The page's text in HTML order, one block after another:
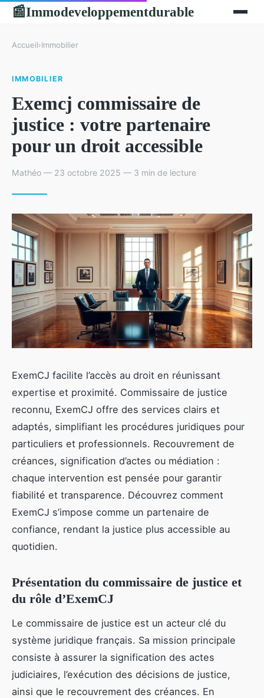
📰Immodeveloppementdurable
Accueil›Immobilier
IMMOBILIER
Exemcj commissaire de
justice : votre partenaire
pour un droit accessible
Mathéo — 23 octobre 2025 — 3 min de lecture
ExemCJ facilite l’accès au droit en réunissant
expertise et proximité. Commissaire de justice
reconnu, ExemCJ offre des services clairs et
adaptés, simplifiant les procédures juridiques pour
particuliers et professionnels. Recouvrement de
créances, signification d’actes ou médiation :
chaque intervention est pensée pour garantir
fiabilité et transparence. Découvrez comment
ExemCJ s’impose comme un partenaire de
confiance, rendant la justice plus accessible au
quotidien.
Présentation du commissaire de justice et
du rôle d’ExemCJ
Le commissaire de justice est un acteur clé du
système juridique français. Sa mission principale
consiste à assurer la signification des actes
judiciaires, l’exécution des décisions de justice,
ainsi que le recouvrement des créances. En